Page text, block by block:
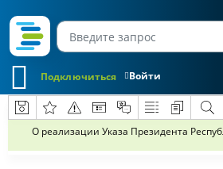
Войти
Подключиться
О реализации Указа Президента